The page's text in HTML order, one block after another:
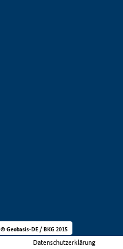
Datenschutzerklärung
© Geobasis-DE / BKG 2015